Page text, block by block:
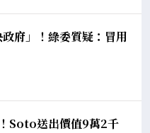
府」！綠委質疑：冒用
Soto送出價值9萬2千